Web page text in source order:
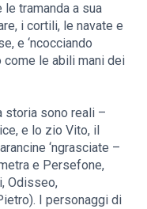
tramanda a sua
i cortili, le navate e
e ‘ncocciando
le abili mani dei
storia sono reali –
e lo zio Vito, il
‘ngrasciate –
e Persefone,
Odisseo,
I personaggi di